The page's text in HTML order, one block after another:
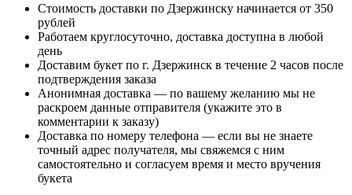
Стоимость доставки по Дзержинску начинается от 350
рублей
Работаем круглосуточно, доставка доступна в любой
день
Доставим букет по г. Дзержинск в течение 2 часов после
подтверждения заказа
Анонимная доставка — по вашему желанию мы не
раскроем данные отправителя (укажите это в
комментарии к заказу)
Доставка по номеру телефона — если вы не знаете
точный адрес получателя, мы свяжемся с ним
самостоятельно и согласуем время и место вручения
букета